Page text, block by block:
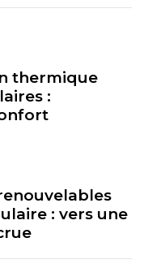
thermique
:
: vers une